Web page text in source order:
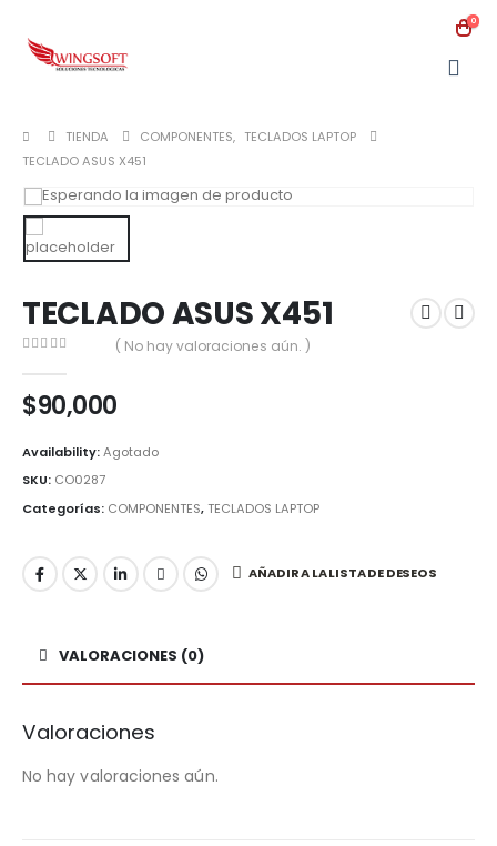
0
TIENDA COMPONENTES, TECLADOS LAPTOP
TECLADO ASUS X451
TECLADO ASUS X451
( No hay valoraciones aún. )
$90,000
Availability:Agotado
SKU: CO0287
Categorías: COMPONENTES,TECLADOS LAPTOP
AÑADIR A LA LISTA DE DESEOS
VALORACIONES (0)
Valoraciones
No hay valoraciones aún.